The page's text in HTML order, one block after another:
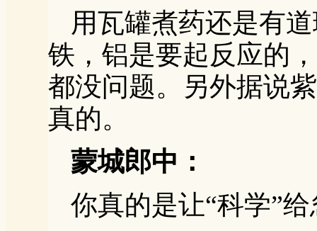
用瓦罐煮药还是有
铁，铝是要起反应的
都没问题。另外据说
真的。
蒙城郎中：
你真的是让“科学”